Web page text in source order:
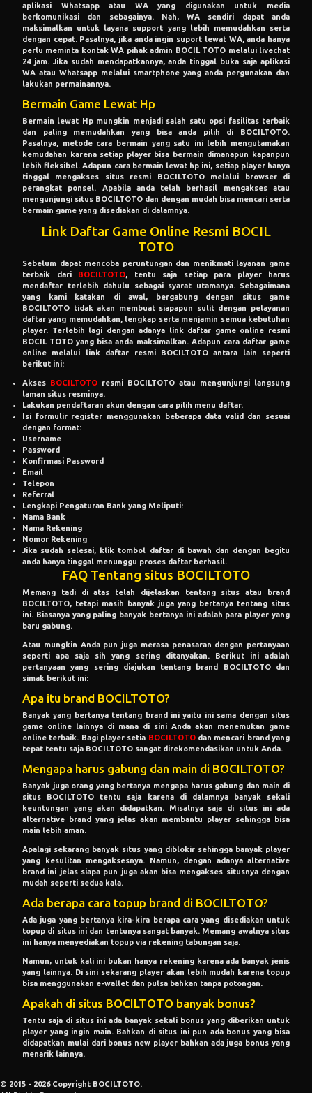
aplikasi Whatsapp atau WA yang digunakan untuk media
berkomunikasi dan sebagainya. Nah, WA sendiri dapat anda
maksimalkan untuk layana support yang lebih memudahkan serta
dengan cepat. Pasalnya, jika anda ingin suport lewat WA, anda hanya
perlu meminta kontak WA pihak admin BOCIL TOTO melalui livechat
24 jam. Jika sudah mendapatkannya, anda tinggal buka saja aplikasi
WA atau Whatsapp melalui smartphone yang anda pergunakan dan
lakukan permainannya.
Bermain Game Lewat Hp
Bermain lewat Hp mungkin menjadi salah satu opsi fasilitas terbaik
dan paling memudahkan yang bisa anda pilih di BOCILTOTO.
Pasalnya, metode cara bermain yang satu ini lebih mengutamakan
kemudahan karena setiap player bisa bermain dimanapun kapanpun
lebih fleksibel. Adapun cara bermain lewat hp ini, setiap player hanya
tinggal mengakses situs resmi BOCILTOTO melalui browser di
perangkat ponsel. Apabila anda telah berhasil mengakses atau
mengunjungi situs BOCILTOTO dan dengan mudah bisa mencari serta
bermain game yang disediakan di dalamnya.
Link Daftar Game Online Resmi BOCIL
TOTO
Sebelum dapat mencoba peruntungan dan menikmati layanan game
terbaik dari BOCILTOTO, tentu saja setiap para player harus
mendaftar terlebih dahulu sebagai syarat utamanya. Sebagaimana
yang kami katakan di awal, bergabung dengan situs game
BOCILTOTO tidak akan membuat siapapun sulit dengan pelayanan
daftar yang memudahkan, lengkap serta menjamin semua kebutuhan
player. Terlebih lagi dengan adanya link daftar game online resmi
BOCIL TOTO yang bisa anda maksimalkan. Adapun cara daftar game
online melalui link daftar resmi BOCILTOTO antara lain seperti
berikut ini:
Akses BOCILTOTO resmi BOCILTOTO atau mengunjungi langsung
laman situs resminya.
Lakukan pendaftaran akun dengan cara pilih menu daftar.
Isi formulir register menggunakan beberapa data valid dan sesuai
dengan format:
Username
Password
Konfirmasi Password
Email
Telepon
Referral
Lengkapi Pengaturan Bank yang Meliputi:
Nama Bank
Nama Rekening
Nomor Rekening
Jika sudah selesai, klik tombol daftar di bawah dan dengan begitu
anda hanya tinggal menunggu proses daftar berhasil.
FAQ Tentang situs BOCILTOTO
Memang tadi di atas telah dijelaskan tentang situs atau brand
BOCILTOTO, tetapi masih banyak juga yang bertanya tentang situs
ini. Biasanya yang paling banyak bertanya ini adalah para player yang
baru gabung.
Atau mungkin Anda pun juga merasa penasaran dengan pertanyaan
seperti apa saja sih yang sering ditanyakan. Berikut ini adalah
pertanyaan yang sering diajukan tentang brand BOCILTOTO dan
simak berikut ini:
Apa itu brand BOCILTOTO?
Banyak yang bertanya tentang brand ini yaitu ini sama dengan situs
game online lainnya di mana di sini Anda akan menemukan game
online terbaik. Bagi player setia BOCILTOTOdan mencari brand yang
tepat tentu saja BOCILTOTO sangat direkomendasikan untuk Anda.
Mengapa harus gabung dan main di BOCILTOTO?
Banyak juga orang yang bertanya mengapa harus gabung dan main di
situs BOCILTOTO tentu saja karena di dalamnya banyak sekali
keuntungan yang akan didapatkan. Misalnya saja di situs ini ada
alternative brand yang jelas akan membantu player sehingga bisa
main lebih aman.
Apalagi sekarang banyak situs yang diblokir sehingga banyak player
yang kesulitan mengaksesnya. Namun, dengan adanya alternative
brand ini jelas siapa pun juga akan bisa mengakses situsnya dengan
mudah seperti sedua kala.
Ada berapa cara topup brand di BOCILTOTO?
Ada juga yang bertanya kira-kira berapa cara yang disediakan untuk
topup di situs ini dan tentunya sangat banyak. Memang awalnya situs
ini hanya menyediakan topup via rekening tabungan saja.
Namun, untuk kali ini bukan hanya rekening karena ada banyak jenis
yang lainnya. Di sini sekarang player akan lebih mudah karena topup
bisa menggunakan e-wallet dan pulsa bahkan tanpa potongan.
Apakah di situs BOCILTOTO banyak bonus?
Tentu saja di situs ini ada banyak sekali bonus yang diberikan untuk
player yang ingin main. Bahkan di situs ini pun ada bonus yang bisa
didapatkan mulai dari bonus new player bahkan ada juga bonus yang
menarik lainnya.
© 2015 - 2026 Copyright BOCILTOTO.